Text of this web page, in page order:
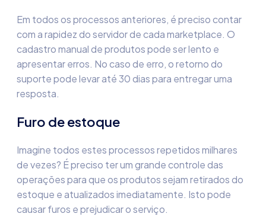
Em todos os processos anteriores, é preciso contar
com a rapidez do servidor de cada marketplace. O
cadastro manual de produtos pode ser lento e
apresentar erros. No caso de erro, o retorno do
suporte pode levar até 30 dias para entregar uma
resposta.
Furo de estoque
Imagine todos estes processos repetidos milhares
de vezes? É preciso ter um grande controle das
operações para que os produtos sejam retirados do
estoque e atualizados imediatamente. Isto pode
causar furos e prejudicar o serviço.